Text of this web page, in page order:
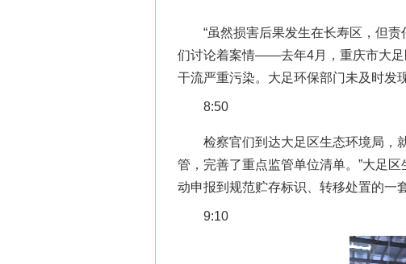
“虽然损害后果发生在长寿区，但责
们讨论着案情——去年4月，重庆市大足
干流严重污染。大足环保部门未及时发
8:50
检察官们到达大足区生态环境局，就
管，完善了重点监管单位清单。”大足
动申报到规范贮存标识、转移处置的一
9:10